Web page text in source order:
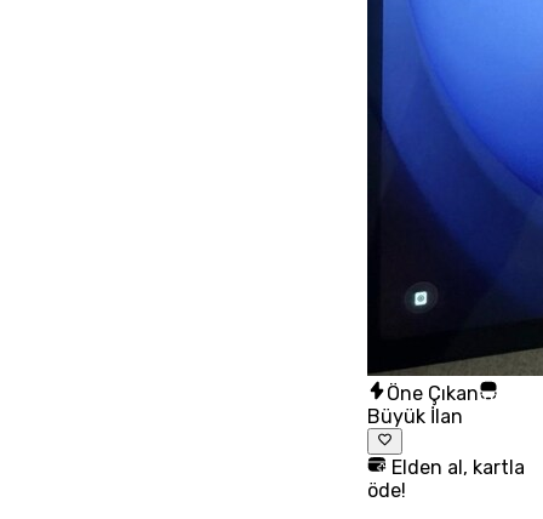
Öne Çıkan
Büyük İlan
Elden al, kartla
öde!